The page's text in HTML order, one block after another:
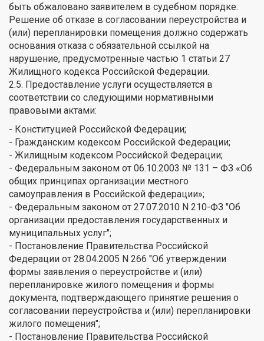
быть обжаловано заявителем в судебном порядке.
Решение об отказе в согласовании переустройства и
(или) перепланировки помещения должно содержать
основания отказа с обязательной ссылкой на
нарушение, предусмотренные частью 1 статьи 27
Жилищного кодекса Российской Федерации.
2.5. Предоставление услуги осуществляется в
соответствии со следующими нормативными
правовыми актами:
- Конституцией Российской Федерации;
- Гражданским кодексом Российской Федерации;
- Жилищным кодексом Российской Федерации;
- Федеральным законом от 06.10.2003 № 131 – ФЗ «Об
общих принципах организации местного
самоуправления в Российской федерации»;
- Федеральным законом от 27.07.2010 N 210-ФЗ "Об
организации предоставления государственных и
муниципальных услуг";
- Постановление Правительства Российской
Федерации от 28.04.2005 N 266 "Об утверждении
формы заявления о переустройстве и (или)
перепланировке жилого помещения и формы
документа, подтверждающего принятие решения о
согласовании переустройства и (или) перепланировки
жилого помещения";
- Постановление Правительства Российской